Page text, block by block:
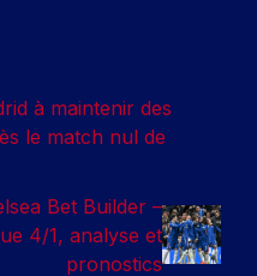
à maintenir des
le match nul de
Bet Builder –
4/1, analyse et
pronostics